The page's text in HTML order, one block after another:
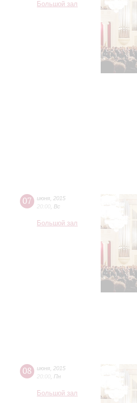
Большой зал
07 июня 2015
20:00 Вс
Большой зал
08 июня 2015
20:00 Пн
Большой зал